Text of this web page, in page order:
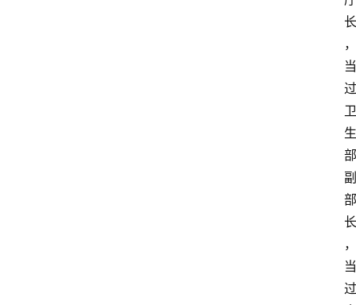
长
，
当
过
卫
生
部
副
部
长
，
当
过